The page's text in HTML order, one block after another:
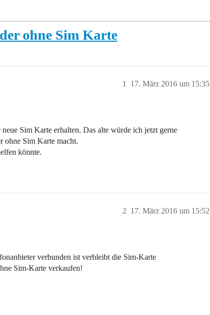
ohne Sim Karte
17. März 2016 um 15:35
1
Sim Karte erhalten. Das alte würde ich jetzt gerne
ohne Sim Karte macht.
könnte.
17. März 2016 um 15:52
2
verbunden ist verbleibt die Sim-Karte
Sim-Karte verkaufen!